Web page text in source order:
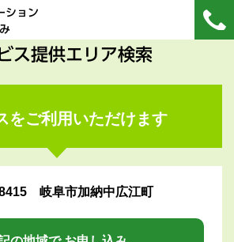
ション
ス提供エリア検索
をご利用いただけます
岐阜市加納中広江町